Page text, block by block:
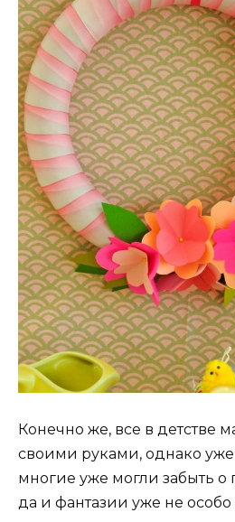
Конечно же, все в детстве
своими руками, однако
многие уже могли забыть
да и фантазии уже не особо